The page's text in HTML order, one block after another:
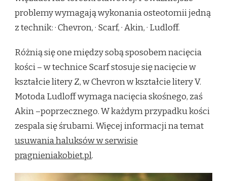
problemy wymagają wykonania osteotomii jedną
z technik: · Chevron, · Scarf, · Akin, · Ludloff.
Różnią się one między sobą sposobem nacięcia
kości – w technice Scarf stosuje się nacięcie w
kształcie litery Z, w Chevron w kształcie litery V.
Motoda Ludloff wymaga nacięcia skośnego, zaś
Akin –poprzecznego. W każdym przypadku kości
zespala się śrubami. Więcej informacji na temat
usuwania haluksów w serwisie
pragnieniakobiet.pl.